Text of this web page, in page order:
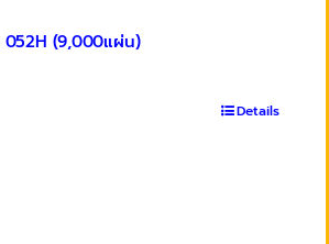
(9,000แผ่น)
Details